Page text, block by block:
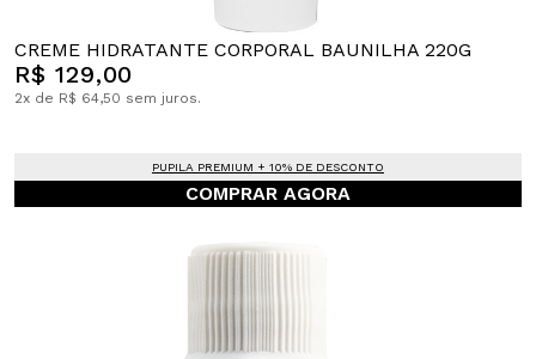
CREME HIDRATANTE CORPORAL BAUNILHA 220G
R$ 129,00
2x de R$ 64,50 sem juros.
PUPILA PREMIUM + 10% DE DESCONTO
COMPRAR AGORA